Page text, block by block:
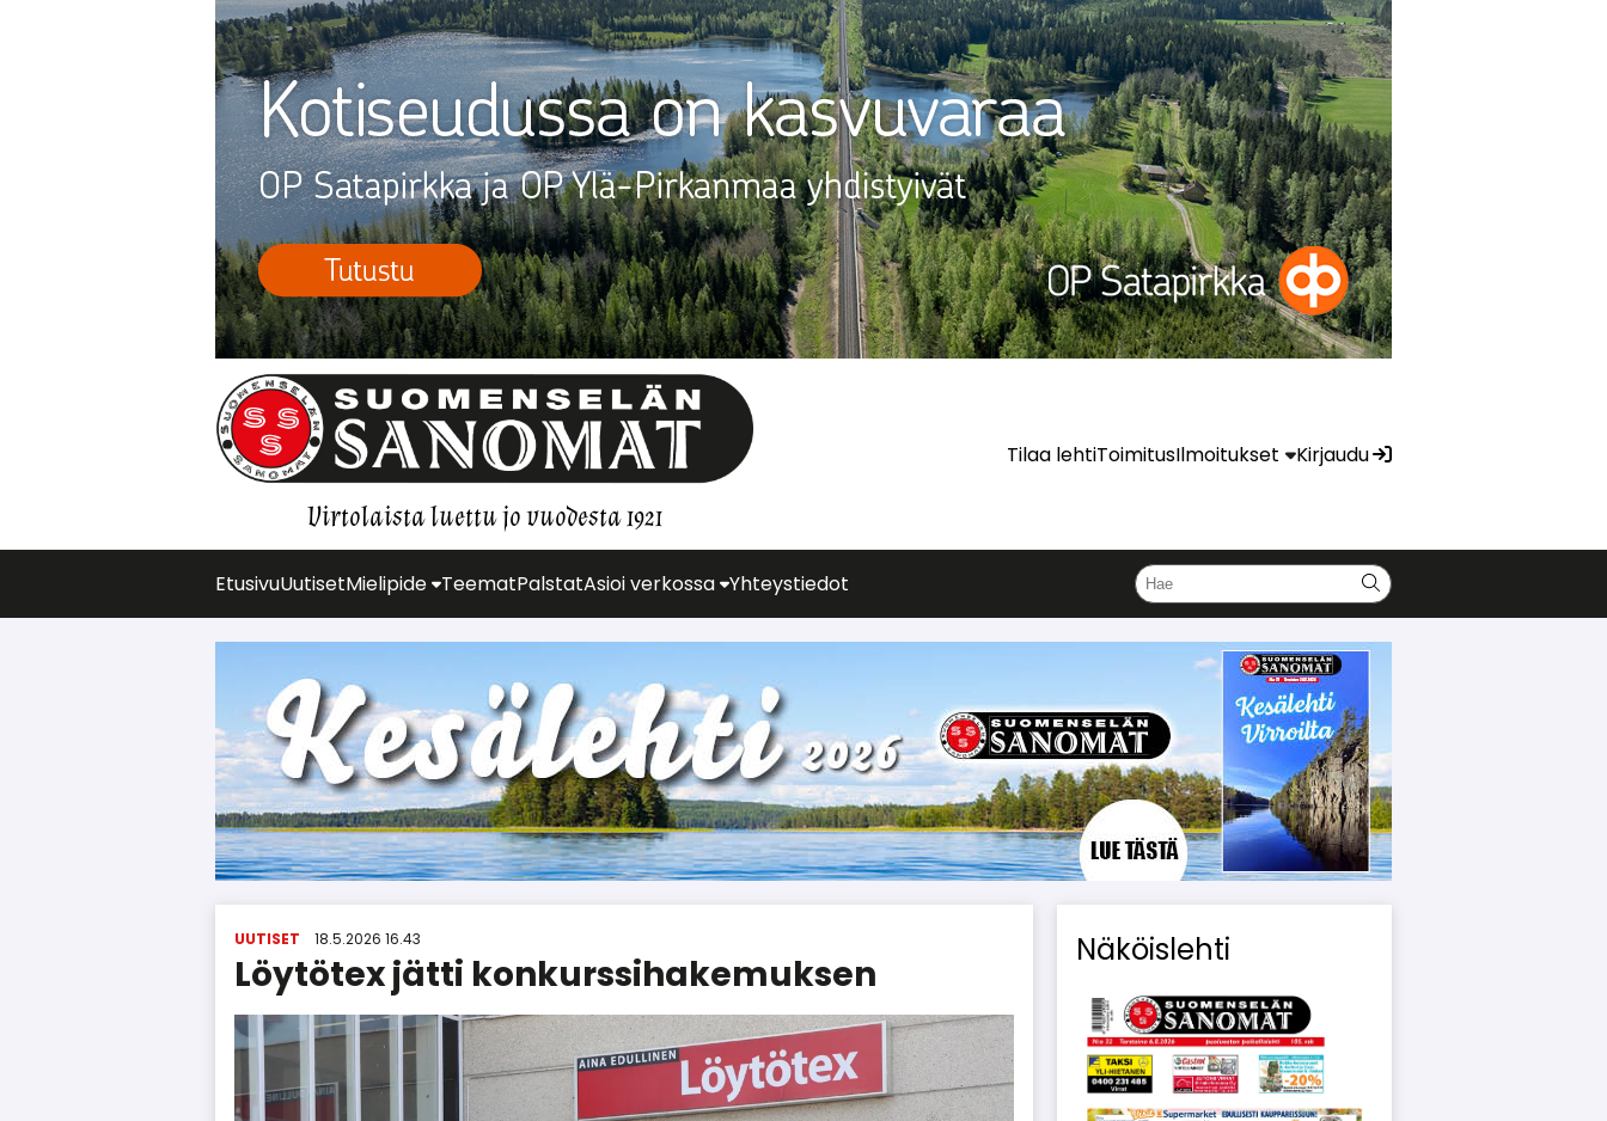
Virtolaista luettu jo vuodesta 1921
Tilaa lehtiToimitusIlmoitukset Kirjaudu
EtusivuUutisetMielipide TeematPalstatAsioi verkossa Yhteystiedot
UUTISET 18.5.2026 16.43
Löytötex jätti konkurs­si­ha­ke­muksen
Näköislehti